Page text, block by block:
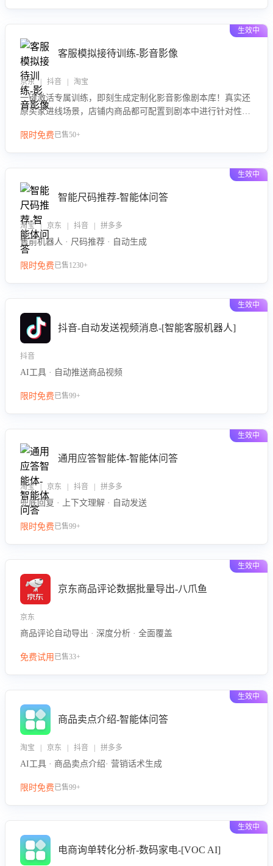
生效中
客服模拟接待训练-影音影像
京东 | 抖音 | 淘宝
一键激活专属训练，即刻生成定制化影音影像剧本库！真实还
原买家进线场景，店铺内商品都可配置到剧本中进行针对性训
即开通”，快速获取影音影像类目剧本，一键开启客服培训。
限时免费已售50+
生效中
智能尺码推荐-智能体问答
淘宝 | 京东 | 抖音 | 拼多多
售前机器人 · 尺码推荐 · 自动生成
限时免费已售1230+
生效中
抖音-自动发送视频消息-[智能客服机器人]
抖音
AI工具 · 自动推送商品视频
限时免费已售99+
生效中
通用应答智能体-智能体问答
淘宝 | 京东 | 抖音 | 拼多多
兜底回复 · 上下文理解 · 自动发送
限时免费已售99+
生效中
京东商品评论数据批量导出-八爪鱼
京东
商品评论自动导出 · 深度分析 · 全面覆盖
免费试用 已售33+
生效中
商品卖点介绍-智能体问答
淘宝 | 京东 | 抖音 | 拼多多
AI工具 · 商品卖点介绍· 营销话术生成
限时免费已售99+
生效中
电商询单转化分析-数码家电-[VOC AI]